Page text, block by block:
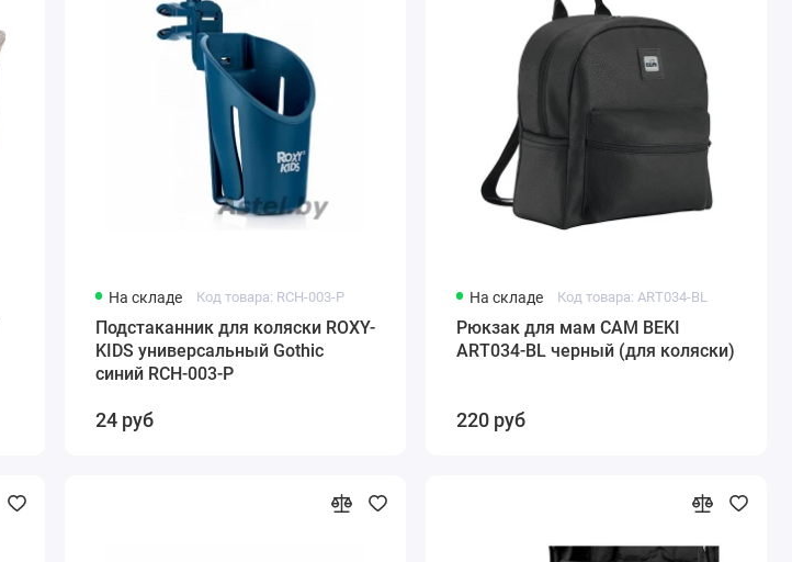
На складе Код товара: RCH-003-P
Подстаканник для коляски ROXY-
KIDS универсальный Gothic
синий RCH-003-P
24 руб
На складе Код товара: ART034-BL
Рюкзак для мам CAM BEKI
ART034-BL черный (для коляски)
220 руб